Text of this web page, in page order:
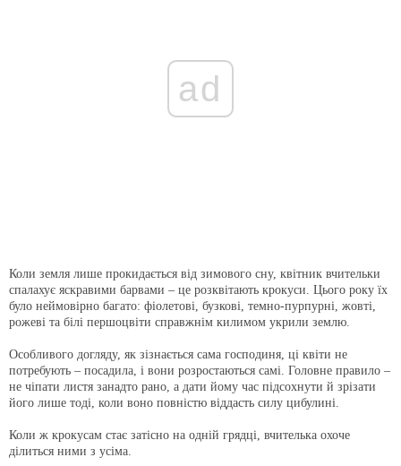
ad
Коли земля лише прокидається від зимового сну, квітник вчительки
спалахує яскравими барвами – це розквітають крокуси. Цього року їх
було неймовірно багато: фіолетові, бузкові, темно-пурпурні, жовті,
рожеві та білі першоцвіти справжнім килимом укрили землю.
Особливого догляду, як зізнається сама господиня, ці квіти не
потребують – посадила, і вони розростаються самі. Головне правило –
не чіпати листя занадто рано, а дати йому час підсохнути й зрізати
його лише тоді, коли воно повністю віддасть силу цибулині.
Коли ж крокусам стає затісно на одній грядці, вчителька охоче
ділиться ними з усіма.